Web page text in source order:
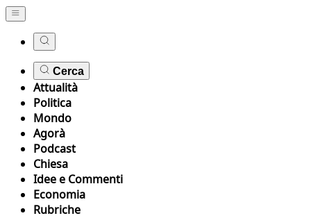
Cerca
Attualità
Politica
Mondo
Agorà
Podcast
Chiesa
Idee e Commenti
Economia
Rubriche